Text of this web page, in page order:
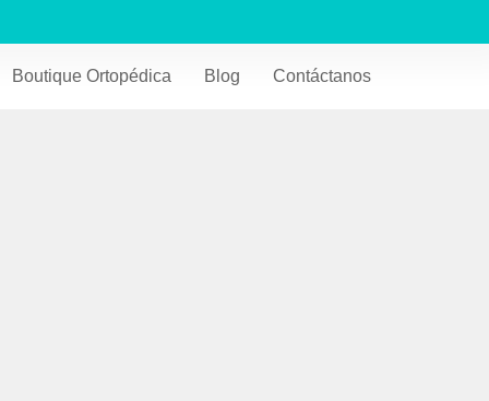
Boutique Ortopédica Blog Contáctanos